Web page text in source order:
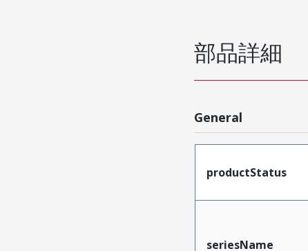
部品詳細
General
productStatus
seriesName